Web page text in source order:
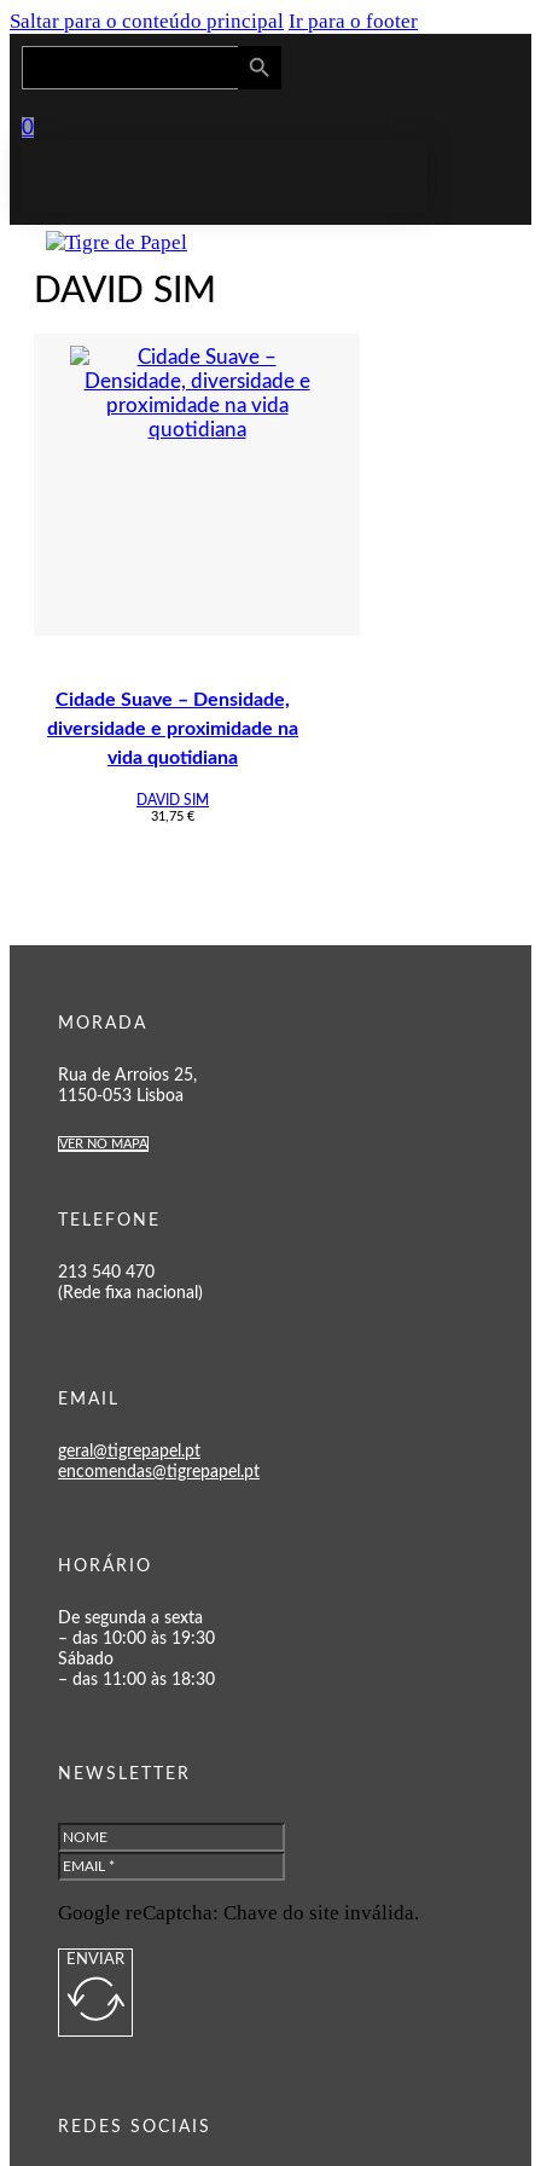
Saltar para o conteúdo principal Ir para o footer
Search
Search Button
0
DAVID SIM
Cidade Suave – Densidade,
diversidade e proximidade na
vida quotidiana
DAVID SIM
31,75 €
MORADA
Rua de Arroios 25,
1150-053 Lisboa
VER NO MAPA
TELEFONE
213 540 470
(Rede fixa nacional)
EMAIL
geral@tigrepapel.pt
encomendas@tigrepapel.pt
HORÁRIO
De segunda a sexta
– das 10:00 às 19:30
Sábado
– das 11:00 às 18:30
NEWSLETTER
Google reCaptcha: Chave do site inválida.
ENVIAR
REDES SOCIAIS